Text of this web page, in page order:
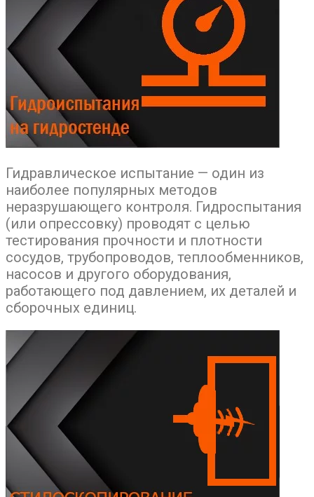
Гидравлическое испытание — один из
наиболее популярных методов
неразрушающего контроля. Гидроспытания
(или опрессовку) проводят с целью
тестирования прочности и плотности
сосудов, трубопроводов, теплообменников,
насосов и другого оборудования,
работающего под давлением, их деталей и
сборочных единиц.